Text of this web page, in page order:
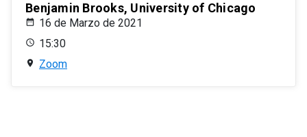
Benjamin Brooks, University of Chicago
16 de Marzo de 2021
15:30
Zoom